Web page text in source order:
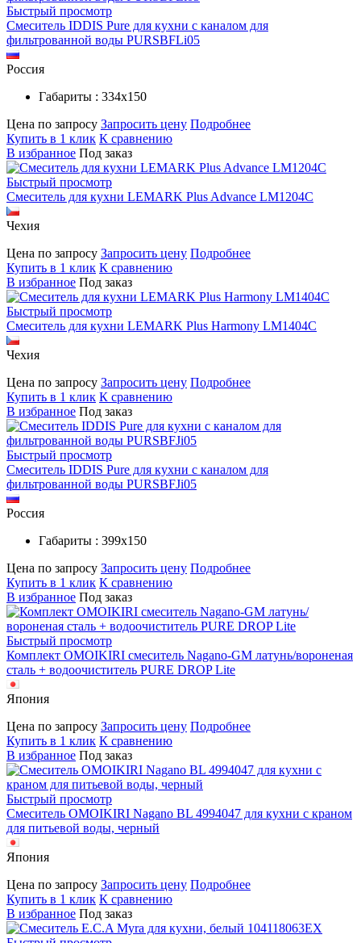
Быстрый просмотр
Смеситель IDDIS Pure для кухни с каналом для
фильтрованной воды PURSBFLi05
Россия
Габариты : 334х150
Цена по запросу Запросить цену Подробнее
Купить в 1 клик К сравнению
В избранное Под заказ
Быстрый просмотр
Смеситель для кухни LEMARK Plus Advance LM1204C
Чехия
Цена по запросу Запросить цену Подробнее
Купить в 1 клик К сравнению
В избранное Под заказ
Быстрый просмотр
Смеситель для кухни LEMARK Plus Harmony LM1404C
Чехия
Цена по запросу Запросить цену Подробнее
Купить в 1 клик К сравнению
В избранное Под заказ
Быстрый просмотр
Смеситель IDDIS Pure для кухни с каналом для
фильтрованной воды PURSBFJi05
Россия
Габариты : 399х150
Цена по запросу Запросить цену Подробнее
Купить в 1 клик К сравнению
В избранное Под заказ
Быстрый просмотр
Комплект OMOIKIRI смеситель Nagano-GM латунь/вороненая
сталь + водоочиститель PURE DROP Lite
Япония
Цена по запросу Запросить цену Подробнее
Купить в 1 клик К сравнению
В избранное Под заказ
Быстрый просмотр
Смеситель OMOIKIRI Nagano BL 4994047 для кухни с краном
для питьевой воды, черный
Япония
Цена по запросу Запросить цену Подробнее
Купить в 1 клик К сравнению
В избранное Под заказ